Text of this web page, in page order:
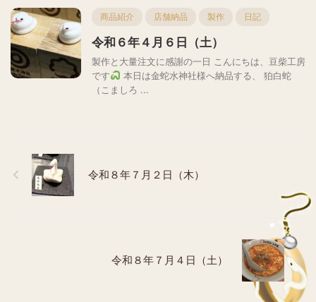
商品紹介 店舗納品 製作 日記
令和６年４月６日（土）
製作と大量注文に感謝の一日 こんにちは、豆柴工房
です
本日は金蛇水神社様へ納品する、 狛白蛇
（こましろ ...
令和８年７月２日（木）
令和８年７月４日（土）